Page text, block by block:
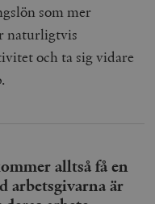
som mer
naturligtvis
och ta sig vidare
alltså få en
arbetsgivarna är